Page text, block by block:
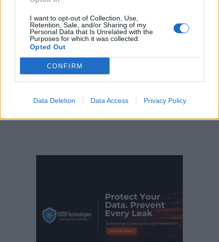
I want to opt-out of Collection, Use,
Retention, Sale, and/or Sharing of my
Personal Data that Is Unrelated with the
Purposes for which it was collected.
Opted Out
CONFIRM
Data Deletion Data Access Privacy Policy